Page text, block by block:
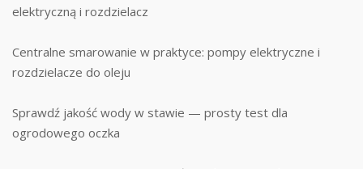
elektryczną i rozdzielacz
Centralne smarowanie w praktyce: pompy elektryczne i
rozdzielacze do oleju
Sprawdź jakość wody w stawie — prosty test dla
ogrodowego oczka